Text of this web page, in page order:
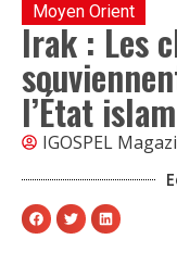
Moyen Orient
Irak : Les
l’État
IGOSPEL